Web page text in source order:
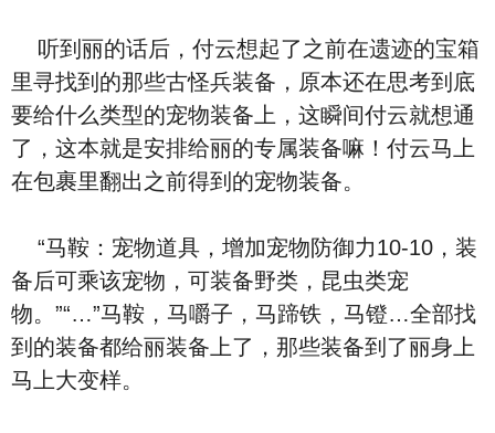
听到 丽的话后，付云想起了之前在遗迹的宝箱
里寻找到的那些古怪兵装备，原本还在思考到底
要给什么类型的宠物装备上，这瞬间付云就想通
了，这本就是安排给丽的专属装备嘛！付云马上
在包裹里翻出之前得到的宠物装备。
“马鞍：宠物道具，增加宠物防御力10-10，装
备后可乘该宠物，可装备野类，昆虫类宠
物。”“…”马鞍，马嚼子，马蹄铁，马镫…全部找
到的装备都给丽装备上了，那些装备到了丽⾝上
马上大变样。